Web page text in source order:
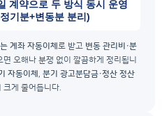
계약으로 두 방식 동시 운영
기분+변동분 분리)
계좌 자동이체 로 받고 변동 관리비·분
면 오해나 분쟁 없이 깔끔하게 정리됩니
자동이체 , 분기 광고분담금·정산 정산
크게 줄어듭니다.